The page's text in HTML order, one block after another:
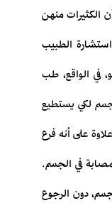
الكثيرات منهن
الطبيب
في الواقع، طب
لكي يستطيع
على أنه فرع
في الجسم.
دون الرجوع